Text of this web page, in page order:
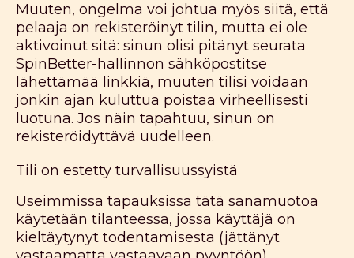
Muuten, ongelma voi johtua myös siitä, että
pelaaja on rekisteröinyt tilin, mutta ei ole
aktivoinut sitä: sinun olisi pitänyt seurata
SpinBetter-hallinnon sähköpostitse
lähettämää linkkiä, muuten tilisi voidaan
jonkin ajan kuluttua poistaa virheellisesti
luotuna. Jos näin tapahtuu, sinun on
rekisteröidyttävä uudelleen.
Tili on estetty turvallisuussyistä
Useimmissa tapauksissa tätä sanamuotoa
käytetään tilanteessa, jossa käyttäjä on
kieltäytynyt todentamisesta (jättänyt